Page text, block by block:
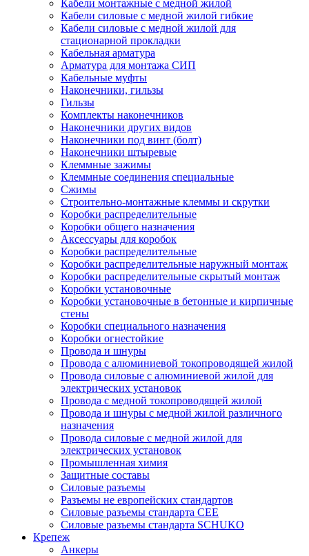
Кабели монтажные с медной жилой
Кабели силовые с медной жилой гибкие
Кабели силовые с медной жилой для
стационарной прокладки
Кабельная арматура
Арматура для монтажа СИП
Кабельные муфты
Наконечники, гильзы
Гильзы
Комплекты наконечников
Наконечники других видов
Наконечники под винт (болт)
Наконечники штыревые
Клеммные зажимы
Клеммные соединения специальные
Сжимы
Строительно-монтажные клеммы и скрутки
Коробки распределительные
Коробки общего назначения
Аксессуары для коробок
Коробки распределительные
Коробки распределительные наружный монтаж
Коробки распределительные скрытый монтаж
Коробки установочные
Коробки установочные в бетонные и кирпичные
стены
Коробки специального назначения
Коробки огнестойкие
Провода и шнуры
Провода с алюминиевой токопроводящей жилой
Провода силовые с алюминиевой жилой для
электрических установок
Провода с медной токопроводящей жилой
Провода и шнуры с медной жилой различного
назначения
Провода силовые с медной жилой для
электрических установок
Промышленная химия
Защитные составы
Силовые разъемы
Разъемы не европейских стандартов
Силовые разъемы стандарта CEE
Силовые разъемы стандарта SCHUKO
Крепеж
Анкеры